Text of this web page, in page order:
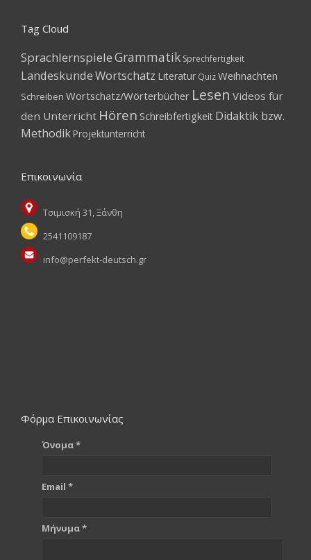
Tag Cloud
SprachlernspieleGrammatik Sprechfertigkeit
LandeskundeWortschatz Literatur QuizWeihnachten
Schreiben Wortschatz/Wörterbücher Lesen Videos für
den Unterricht Hören Schreibfertigkeit Didaktik bzw.
Methodik Projektunterricht
Επικοινωνία
Τσιμισκή 31, Ξάνθη
2541109187
info@perfekt-deutsch.gr
Φόρμα Επικοινωνίας
Όνομα *
Email *
Μήνυμα *